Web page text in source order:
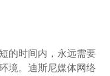
的时间内，永远需要
境。迪斯尼媒体网络